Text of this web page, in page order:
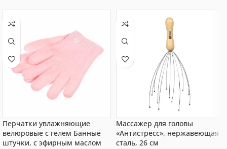
Перчатки увлажняющие
велюровые с гелем Банные
штучки, с эфирным маслом
Массажер для головы
«Антистресс», нержавеющая
сталь, 26 см